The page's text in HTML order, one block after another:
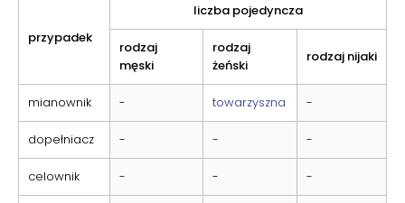
przypadek
liczba pojedyncza
rodzaj
męski
rodzaj
żeński
rodzaj nijaki
mianownik - towarzyszna -
dopełniacz - - -
celownik - - -